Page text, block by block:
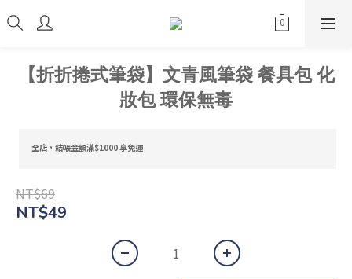
【折折捲式筆袋】文青風筆袋 餐具包 化
妝包 環保無毒
全店，結帳金額滿$1000 享免運
NT$69
NT$49